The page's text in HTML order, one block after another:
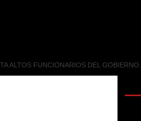
ALTOS FUNCIONARIOS DEL GOBIERNO.